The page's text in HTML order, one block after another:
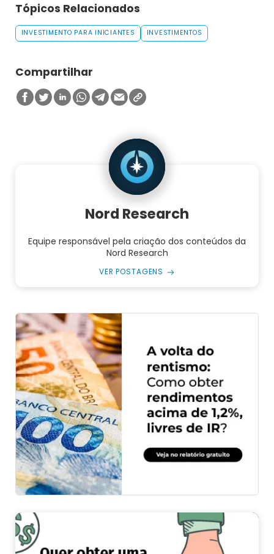
Tópicos Relacionados
INVESTIMENTO PARA INICIANTES INVESTIMENTOS
Compartilhar
Nord Research
Equipe responsável pela criação dos conteúdos da
Nord Research
VER POSTAGENS